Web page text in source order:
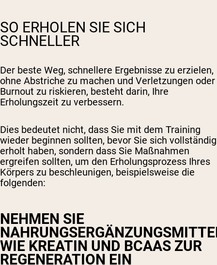
SO ERHOLEN SIE SICH
SCHNELLER
Der beste Weg, schnellere Ergebnisse zu erzielen,
ohne Abstriche zu machen und Verletzungen oder
Burnout zu riskieren, besteht darin, Ihre
Erholungszeit zu verbessern.
Dies bedeutet nicht, dass Sie mit dem Training
wieder beginnen sollten, bevor Sie sich vollständig
erholt haben, sondern dass Sie Maßnahmen
ergreifen sollten, um den Erholungsprozess Ihres
Körpers zu beschleunigen, beispielsweise die
folgenden:
NEHMEN SIE
WIE KREATIN UND BCAAS ZUR
REGENERATION EIN